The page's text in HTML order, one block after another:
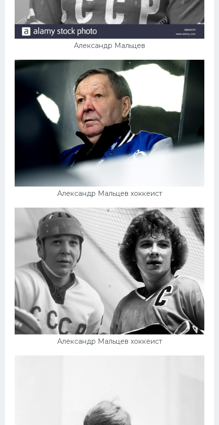
Александр Мальцев
Александр Мальцев хоккеист
Александр Мальцев хоккеист